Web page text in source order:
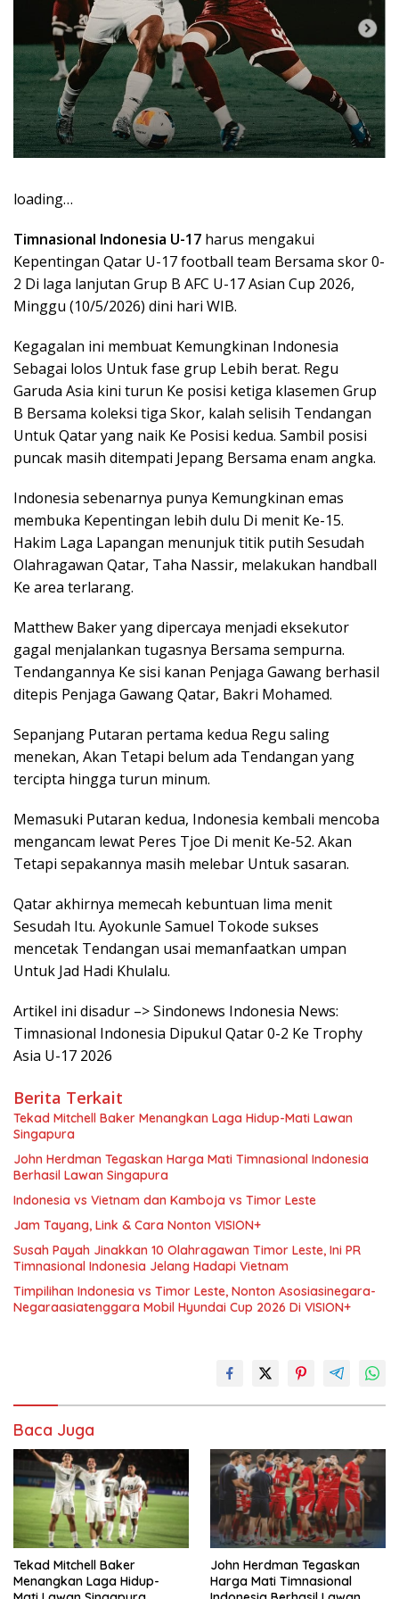
loading…
Timnasional Indonesia U-17 harus mengakui
Kepentingan Qatar U-17 football team Bersama skor 0-
2 Di laga lanjutan Grup B AFC U-17 Asian Cup 2026,
Minggu (10/5/2026) dini hari WIB.
Kegagalan ini membuat Kemungkinan Indonesia
Sebagai lolos Untuk fase grup Lebih berat. Regu
Garuda Asia kini turun Ke posisi ketiga klasemen Grup
B Bersama koleksi tiga Skor, kalah selisih Tendangan
Untuk Qatar yang naik Ke Posisi kedua. Sambil posisi
puncak masih ditempati Jepang Bersama enam angka.
Indonesia sebenarnya punya Kemungkinan emas
membuka Kepentingan lebih dulu Di menit Ke-15.
Hakim Laga Lapangan menunjuk titik putih Sesudah
Olahragawan Qatar, Taha Nassir, melakukan handball
Ke area terlarang.
Matthew Baker yang dipercaya menjadi eksekutor
gagal menjalankan tugasnya Bersama sempurna.
Tendangannya Ke sisi kanan Penjaga Gawang berhasil
ditepis Penjaga Gawang Qatar, Bakri Mohamed.
Sepanjang Putaran pertama kedua Regu saling
menekan, Akan Tetapi belum ada Tendangan yang
tercipta hingga turun minum.
Memasuki Putaran kedua, Indonesia kembali mencoba
mengancam lewat Peres Tjoe Di menit Ke-52. Akan
Tetapi sepakannya masih melebar Untuk sasaran.
Qatar akhirnya memecah kebuntuan lima menit
Sesudah Itu. Ayokunle Samuel Tokode sukses
mencetak Tendangan usai memanfaatkan umpan
Untuk Jad Hadi Khulalu.
Artikel ini disadur –> Sindonews Indonesia News:
Timnasional Indonesia Dipukul Qatar 0-2 Ke Trophy
Asia U-17 2026
Berita Terkait
Tekad Mitchell Baker Menangkan Laga Hidup-Mati Lawan
Singapura
John Herdman Tegaskan Harga Mati Timnasional Indonesia
Berhasil Lawan Singapura
Indonesia vs Vietnam dan Kamboja vs Timor Leste
Jam Tayang, Link & Cara Nonton VISION+
Susah Payah Jinakkan 10 Olahragawan Timor Leste, Ini PR
Timnasional Indonesia Jelang Hadapi Vietnam
Timpilihan Indonesia vs Timor Leste, Nonton Asosiasinegara-
Negaraasiatenggara Mobil Hyundai Cup 2026 Di VISION+
Baca Juga
Tekad Mitchell Baker
Menangkan Laga Hidup-
John Herdman Tegaskan
Harga Mati Timnasional